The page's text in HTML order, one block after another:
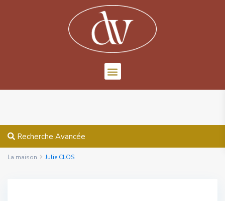
Recherche Avancée
La maison Julie CLOS